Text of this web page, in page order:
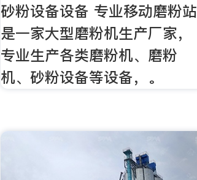
砂粉设备设备 专业移动磨粉站
是一家大型磨粉机生产厂家，
专业生产各类磨粉机、磨粉
机、砂粉设备等设备，。